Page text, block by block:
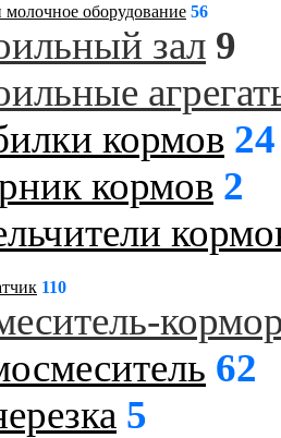
оборудование 56
зал 9
кормов 24
кормов 2
110
62
5